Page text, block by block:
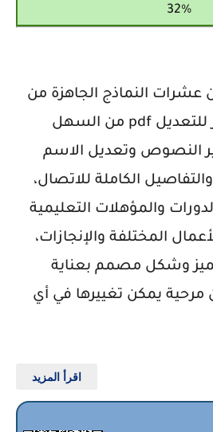
عشرات النماذج الجاهزة من
خلال تحميل cv جاهز للتعديل pdf من السهل
النصوص وتعديل الاسم
الكاملة للاتصال،
والمؤهلات التعليمية
المختلفة والإنجازات،
وشكل مصمم بعناية
يمكن تغييرها في أي
اقرأ المزيد